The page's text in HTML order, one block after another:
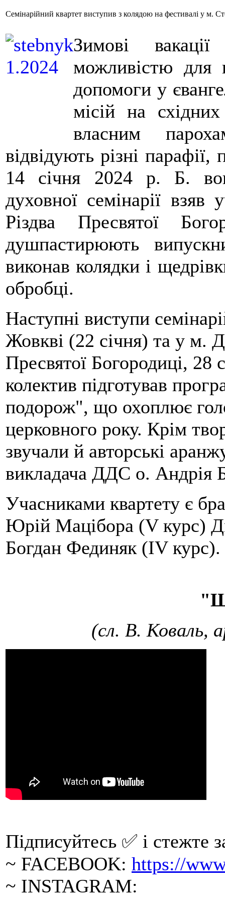
Семінарійний квартет виступив з колядою на фестивалі у м.
Зимові
можливістю для
допомоги у
місій на
власним
відвідують різні парафії,
14 січня 2024 р. Б.
духовної семінарії взяв
Різдва Пресвятої
душпастирюють
виконав колядки і
обробці.
Наступні виступи
Жовкві (22 січня) та у м.
Пресвятої Богородиці, 28
колектив підготував
подорож", що охоплює
церковного року. Крім
звучали й авторські
викладача ДДС о. Андрія
Учасниками квартету є
Юрій Мацібора (V курс)
Богдан Фединяк (IV курс).
(сл. В. Коваль,
Підписуйтесь ✅ і стежте
~ FACEBOOK: https://
~ INSTAGRAM: